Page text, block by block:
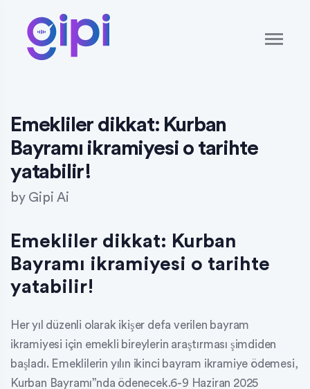
Emekliler dikkat: Kurban
Bayramı ikramiyesi o tarihte
yatabilir!
by Gipi Ai
Emekliler dikkat: Kurban
Bayramı ikramiyesi o tarihte
yatabilir!
Her yıl düzenli olarak ikişer defa verilen bayram
ikramiyesi için emekli bireylerin araştırması şimdiden
başladı. Emeklilerin yılın ikinci bayram ikramiye ödemesi,
Kurban Bayramı”nda ödenecek.6-9 Haziran 2025